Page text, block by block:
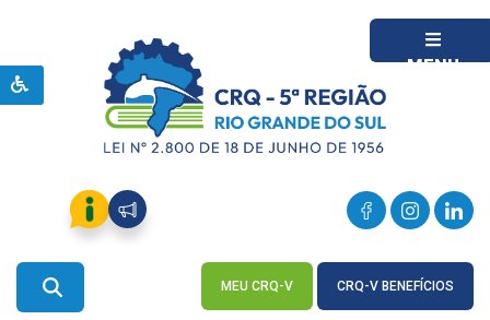
MENU
MEU CRQ-V CRQ-V BENEFÍCIOS